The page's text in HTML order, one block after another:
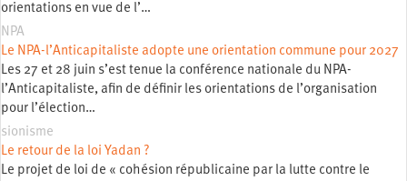
orientations en vue de l’…
NPA
Le NPA-l’Anticapitaliste adopte une orientation commune pour 2027
Les 27 et 28 juin s’est tenue la conférence nationale du NPA-
l’Anticapitaliste, afin de définir les orientations de l’organisation
pour l’élection…
sionisme
Le retour de la loi Yadan ?
Le projet de loi de « cohésion républicaine par la lutte contre le